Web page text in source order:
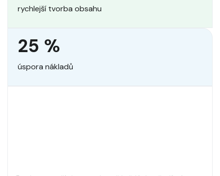
rychlejší tvorba obsahu
25 %
úspora nákladů